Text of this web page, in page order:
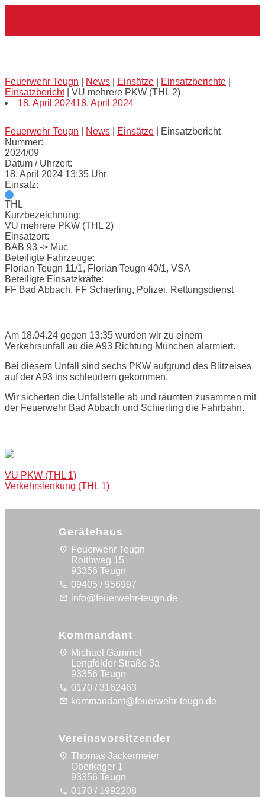
Feuerwehr Teugn News Einsätze Einsatzberichte
Einsatzbericht| VU mehrere PKW (THL 2)
18. April 202418. April 2024
Feuerwehr Teugn News Einsätze
Einsatzbericht
Nummer:
2024/09
Datum / Uhrzeit:
18. April 2024 13:35 Uhr
Einsatz:
THL
Kurzbezeichnung:
VU mehrere PKW (THL 2)
Einsatzort:
BAB 93 -> Muc
Beteiligte Fahrzeuge:
Florian Teugn 11/1, Florian Teugn 40/1, VSA
Beteiligte Einsatzkräfte:
FF Bad Abbach, FF Schierling, Polizei, Rettungsdienst
Am 18.04.24 gegen 13:35 wurden wir zu einem
Verkehrsunfall au die A93 Richtung München alarmiert.
Bei diesem Unfall sind sechs PKW aufgrund des Blitzeises
auf der A93 ins schleudern gekommen.
Wir sicherten die Unfallstelle ab und räumten zusammen mit
der Feuerwehr Bad Abbach und Schierling die Fahrbahn.
Post
navigation
VU PKW (THL 1)
Verkehrslenkung (THL 1)
Gerätehaus
location_on Feuerwehr Teugn
Roithweg 15
93356 Teugn
call 09405 / 956997
mail info@feuerwehr-teugn.de
Kommandant
location_on Michael Gammel
Lengfelder Straße 3a
93356 Teugn
call 0170 / 3162463
mail kommandant@feuerwehr-teugn.de
Vereinsvorsitzender
location_on Thomas Jackermeier
Oberkager 1
93356 Teugn
call 0170 / 1992208